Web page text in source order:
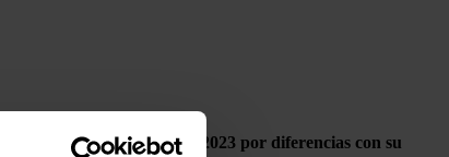
rehacer sus cuentas de 2023 por diferencias con su